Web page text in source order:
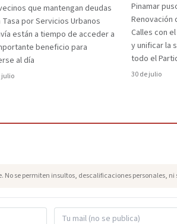
que mantengan deudas
Tasa por Servicios Urbanos
están a tiempo de acceder a
beneficio para
al día
julio
Pinamar
Renovación
Calles con
y unificar la
todo el
30 de julio
No se permiten insultos, descalificaciones personales, ni